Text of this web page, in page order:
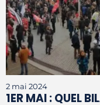
2 mai 2024
1ER MAI : QUEL